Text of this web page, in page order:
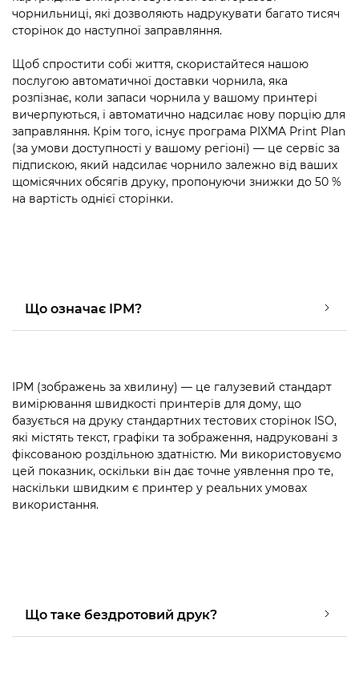
чорнильниці, які дозволяють надрукувати багато тисяч
сторінок до наступної заправляння.
Щоб спростити собі життя, скористайтеся нашою
послугою автоматичної доставки чорнила, яка
розпізнає, коли запаси чорнила у вашому принтері
вичерпуються, і автоматично надсилає нову порцію для
заправляння. Крім того, існує програма PIXMA Print Plan
(за умови доступності у вашому регіоні) — це сервіс за
підпискою, який надсилає чорнило залежно від ваших
щомісячних обсягів друку, пропонуючи знижки до 50 %
на вартість однієї сторінки.
Що означає IPM?
IPM (зображень за хвилину) — це галузевий стандарт
вимірювання швидкості принтерів для дому, що
базується на друку стандартних тестових сторінок ISO,
які містять текст, графіки та зображення, надруковані з
фіксованою роздільною здатністю. Ми використовуємо
цей показник, оскільки він дає точне уявлення про те,
наскільки швидким є принтер у реальних умовах
використання.
Що таке бездротовий друк?